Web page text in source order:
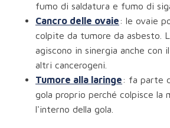
fumo di saldatura e fumo di
Cancro delle ovaie: le ovaie
colpite da tumore da asbesto.
agiscono in sinergia anche con
altri cancerogeni.
Tumore alla laringe: fa parte
gola proprio perché colpisce la
l'interno della gola.